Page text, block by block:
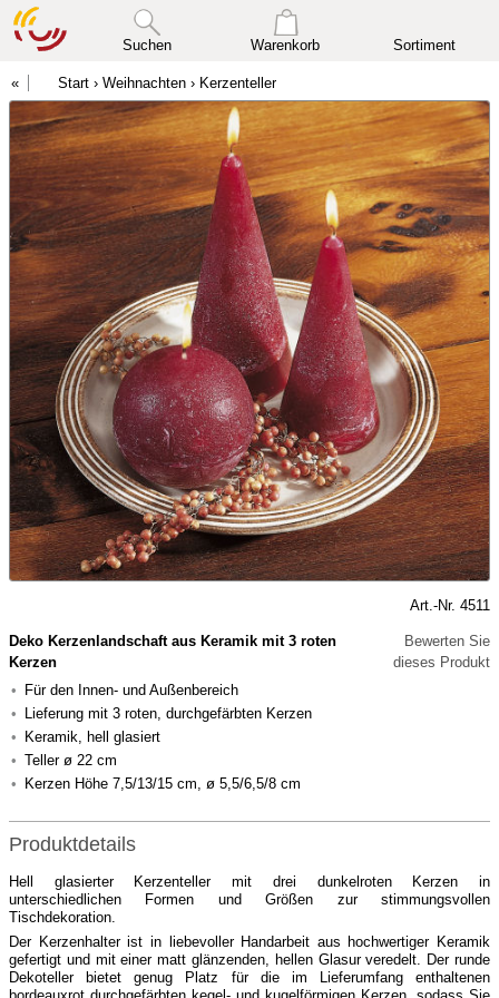
Suchen Warenkorb Sortiment
Start › Weihnachten › Kerzenteller
Art.-Nr. 4511
Deko Kerzenlandschaft aus Keramik mit 3 roten
Kerzen
Für den Innen- und Außenbereich
Lieferung mit 3 roten, durchgefärbten Kerzen
Keramik, hell glasiert
Teller ø 22 cm
Kerzen Höhe 7,5/13/15 cm, ø 5,5/6,5/8 cm
Bewerten Sie
dieses Produkt
Produktdetails
Hell glasierter Kerzenteller mit drei dunkelroten Kerzen in
unterschiedlichen Formen und Größen zur stimmungsvollen
Tischdekoration.
Der Kerzenhalter ist in liebevoller Handarbeit aus hochwertiger Keramik
gefertigt und mit einer matt glänzenden, hellen Glasur veredelt. Der runde
Dekoteller bietet genug Platz für die im Lieferumfang enthaltenen